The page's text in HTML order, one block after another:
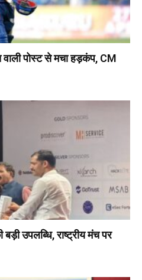
पोस्ट से मचा हड़कंप, CM
उपलब्धि, राष्ट्रीय मंच पर